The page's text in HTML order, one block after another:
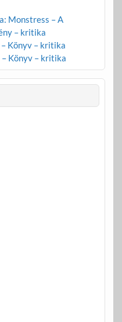
Monstress – A
– kritika
– Könyv – kritika
– Könyv – kritika